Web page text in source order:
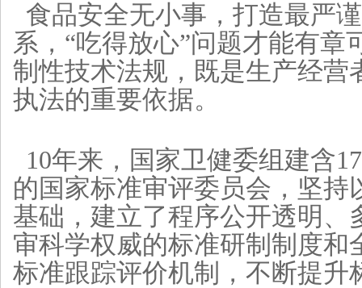
食品安全无小事，打造最严
系，“吃得放心”问题才能有章
制性技术法规，既是生产经营
执法的重要依据。
10年来，国家卫健委组建含
的国家标准审评委员会，坚持
基础，建立了程序公开透明、
审科学权威的标准研制制度和
标准跟踪评价机制，不断提升